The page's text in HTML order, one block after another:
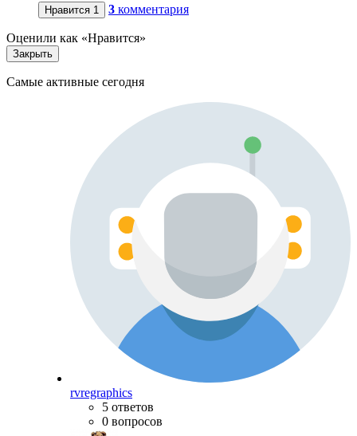
Нравится 1 3 комментария
Оценили как «Нравится»
Закрыть
Самые активные сегодня
rvregraphics
5 ответов
0 вопросов